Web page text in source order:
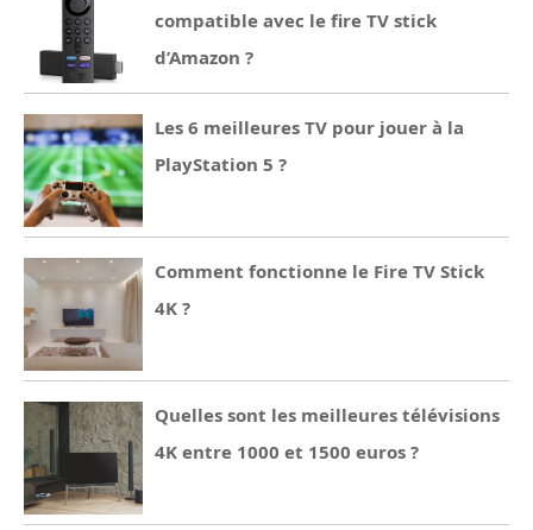
compatible avec le fire TV stick
d’Amazon ?
Les 6 meilleures TV pour jouer à la
PlayStation 5 ?
Comment fonctionne le Fire TV Stick
4K ?
Quelles sont les meilleures télévisions
4K entre 1000 et 1500 euros ?